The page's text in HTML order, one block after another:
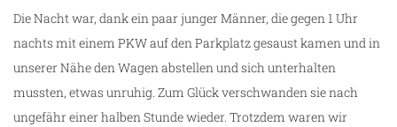
Die Nacht war, dank ein paar junger Männer, die gegen 1 Uhr
nachts mit einem PKW auf den Parkplatz gesaust kamen und in
unserer Nähe den Wagen abstellen und sich unterhalten
mussten, etwas unruhig. Zum Glück verschwanden sie nach
ungefähr einer halben Stunde wieder. Trotzdem waren wir